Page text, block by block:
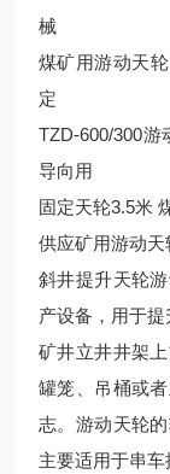
械
煤矿用游动天
定
TZD-600/300
导向用
固定天轮3.5米
供应矿用游动
斜井提升天轮
产设备，用于
矿井立井井架
罐笼、吊桶或
志。游动天轮
主要适用于串车